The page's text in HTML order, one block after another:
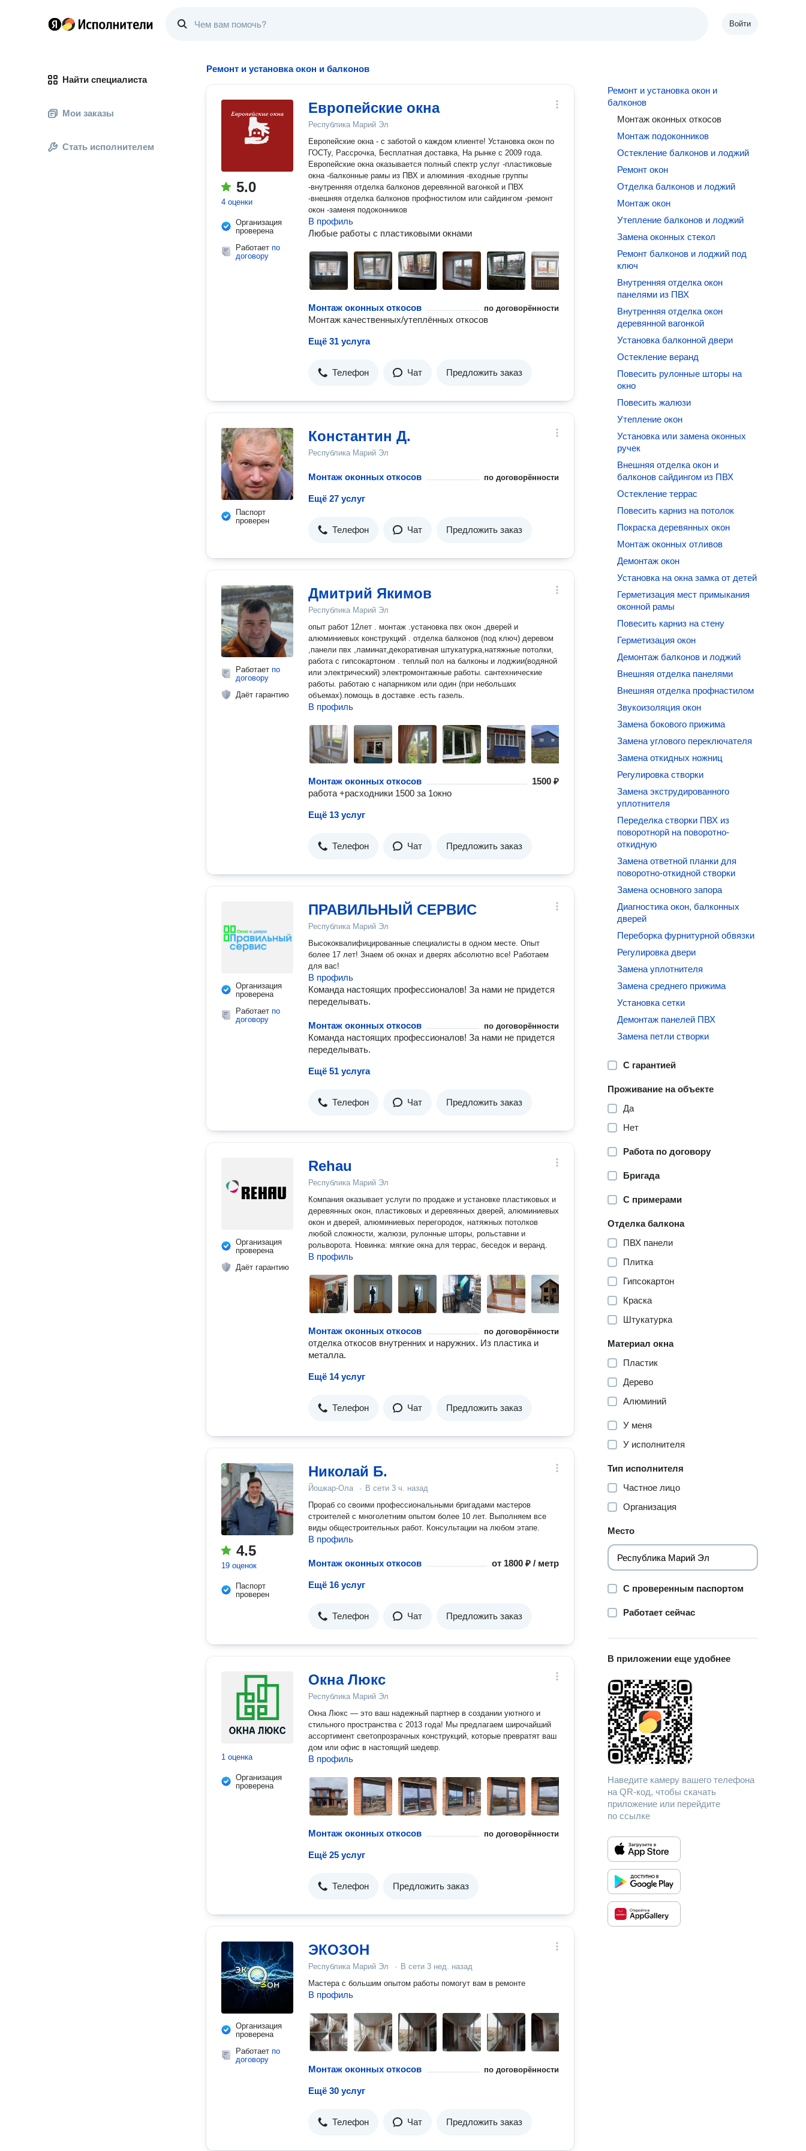
Войти
Найти специалиста
Мои заказы
Стать исполнителем
Ремонт и установка окон и балконов
5.0
4 оценки
Организация
проверена
Работает по
договору
Европейские окна
Республика Марий Эл
Европейские окна - с заботой о каждом клиенте! Установка окон по
ГОСТу, Рассрочка, Бесплатная доставка, На рынке с 2009 года.
Европейские окна оказывается полный спектр услуг -пластиковые
окна -балконные рамы из ПВХ и алюминия -входные группы
-внутренняя отделка балконов деревянной вагонкой и ПВХ
-внешняя отделка балконов профностилом или сайдингом -ремонт
окон -заменя подоконников
В профиль
Любые работы с пластиковыми окнами
Монтаж оконных откосов по договорённости
Монтаж качественных/утеплённых откосов
Ещё 31 услуга
Телефон Чат Предложить заказ
Паспорт
проверен
Константин Д.
Республика Марий Эл
Монтаж оконных откосов по договорённости
Ещё 27 услуг
Телефон Чат Предложить заказ
Работает по
договору
Даёт гарантию
Дмитрий Якимов
Республика Марий Эл
опыт работ 12лет . монтаж .установка пвх окон ,дверей и
алюминиевых конструкций . отделка балконов (под ключ) деревом
,панели пвх ,ламинат,декоративная штукатурка,натяжные потолки,
работа с гипсокартоном . теплый пол на балконы и лоджии(водяной
или электрический) электромонтажные работы. сантехнические
работы. работаю с напарником или один (при небольших
объемах).помощь в доставке .есть газель.
В профиль
Монтаж оконных откосов
1500 ₽
работа +расходники 1500 за 1окно
Ещё 13 услуг
Телефон Чат Предложить заказ
Организация
проверена
Работает по
договору
ПРАВИЛЬНЫЙ СЕРВИС
Республика Марий Эл
Высококвалифицированные специалисты в одном месте. Опыт
более 17 лет! Знаем об окнах и дверях абсолютно все! Работаем
для вас!
В профиль
Команда настоящих профессионалов! За нами не придется
переделывать.
Монтаж оконных откосов по договорённости
Команда настоящих профессионалов! За нами не придется
переделывать.
Ещё 51 услуга
Телефон Чат Предложить заказ
Организация
проверена
Даёт гарантию
Rehau
Республика Марий Эл
Компания оказывает услуги по продаже и установке пластиковых и
деревянных окон, пластиковых и деревянных дверей, алюминиевых
окон и дверей, алюминиевых перегородок, натяжных потолков
любой сложности, жалюзи, рулонные шторы, рольставни и
рольворота. Новинка: мягкие окна для террас, беседок и веранд.
В профиль
Монтаж оконных откосов по договорённости
отделка откосов внутренних и наружних. Из пластика и
металла.
Ещё 14 услуг
Телефон Чат Предложить заказ
4.5
19 оценок
Паспорт
проверен
Николай Б.
Йошкар-Ола · В сети 3 ч. назад
Прораб со своими профессиональными бригадами мастеров
строителей с многолетним опытом более 10 лет. Выполняем все
виды общестроительных работ. Консультации на любом этапе.
В профиль
Монтаж оконных откосов от 1800 ₽ / метр
Ещё 16 услуг
Телефон Чат Предложить заказ
1 оценка
Организация
проверена
Окна Люкс
Республика Марий Эл
Окна Люкс — это ваш надежный партнер в создании уютного и
стильного пространства с 2013 года! Мы предлагаем широчайший
ассортимент светопрозрачных конструкций, которые превратят ваш
дом или офис в настоящий шедевр.
В профиль
Монтаж оконных откосов по договорённости
Ещё 25 услуг
Телефон Предложить заказ
Организация
проверена
Работает по
договору
ЭКОЗОН
Республика Марий Эл · В сети 3 нед. назад
Мастера с большим опытом работы помогут вам в ремонте
В профиль
Монтаж оконных откосов по договорённости
Ещё 30 услуг
Телефон Чат Предложить заказ
Ремонт и установка окон и
балконов
Монтаж оконных откосов
Монтаж подоконников
Остекление балконов и лоджий
Ремонт окон
Отделка балконов и лоджий
Монтаж окон
Утепление балконов и лоджий
Замена оконных стекол
Ремонт балконов и лоджий под
ключ
Внутренняя отделка окон
панелями из ПВХ
Внутренняя отделка окон
деревянной вагонкой
Установка балконной двери
Остекление веранд
Повесить рулонные шторы на
окно
Повесить жалюзи
Утепление окон
Установка или замена оконных
ручек
Внешняя отделка окон и
балконов сайдингом из ПВХ
Остекление террас
Повесить карниз на потолок
Покраска деревянных окон
Монтаж оконных отливов
Демонтаж окон
Установка на окна замка от детей
Герметизация мест примыкания
оконной рамы
Повесить карниз на стену
Герметизация окон
Демонтаж балконов и лоджий
Внешняя отделка панелями
Внешняя отделка профнастилом
Звукоизоляция окон
Замена бокового прижима
Замена углового переключателя
Замена откидных ножниц
Регулировка створки
Замена экструдированного
уплотнителя
Переделка створки ПВХ из
поворотнорй на поворотно-
откидную
Замена ответной планки для
поворотно-откидной створки
Замена основного запора
Диагностика окон, балконных
дверей
Переборка фурнитурной обвязки
Регулировка двери
Замена уплотнителя
Замена среднего прижима
Установка сетки
Демонтаж панелей ПВХ
Замена петли створки
С гарантией
Проживание на объекте
Да
Нет
Работа по договору
Бригада
С примерами
Отделка балкона
ПВХ панели
Плитка
Гипсокартон
Краска
Штукатурка
Материал окна
Пластик
Дерево
Алюминий
У меня
У исполнителя
Тип исполнителя
Частное лицо
Организация
Место
С проверенным паспортом
Работает сейчас
В приложении еще удобнее
Наведите камеру вашего телефона
на QR-код, чтобы скачать
приложение или перейдите
по ссылке